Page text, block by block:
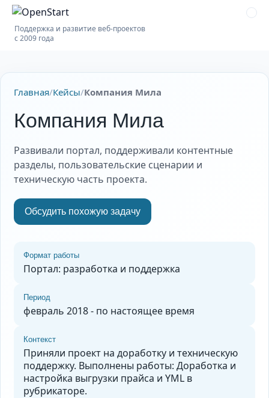
Поддержка и развитие веб-проектов
с 2009 года
Главная/Кейсы/Компания Мила
Компания Мила
Развивали портал, поддерживали контентные
разделы, пользовательские сценарии и
техническую часть проекта.
Обсудить похожую задачу
Формат работы
Портал: разработка и поддержка
Период
февраль 2018 - по настоящее время
Контекст
Приняли проект на доработку и техническую
поддержку. Выполнены работы: Доработка и
настройка выгрузки прайса и YML в
рубрикаторе.